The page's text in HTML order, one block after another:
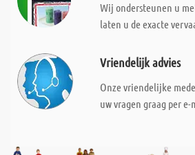
Wij ondersteunen u
laten u de exacte
Vriendelijk advies
Onze vriendelijke
uw vragen graag per